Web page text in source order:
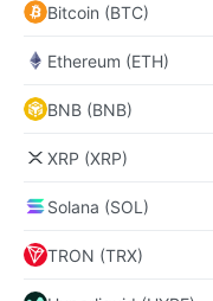
Bitcoin (BTC)
Ethereum (ETH)
BNB (BNB)
XRP (XRP)
Solana (SOL)
TRON (TRX)